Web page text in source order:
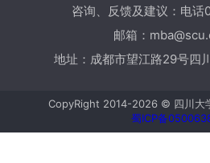
咨询、反馈及建议：电
邮箱：
地址：成都市望江路29号四
CopyRight 2014-2026 © 四川大
蜀ICP备